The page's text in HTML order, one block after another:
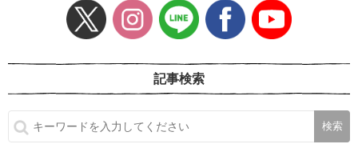
記事検索